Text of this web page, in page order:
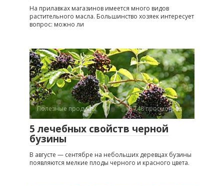
На прилавках магазинов имеется много видов
растительного масла. Большинство хозяек интересует
вопрос: можно ли
Полезные продукты 748 просмотров
5 лечебных свойств черной
бузины
В августе — сентябре на небольших деревцах бузины
появляются мелкие плоды черного и красного цвета.